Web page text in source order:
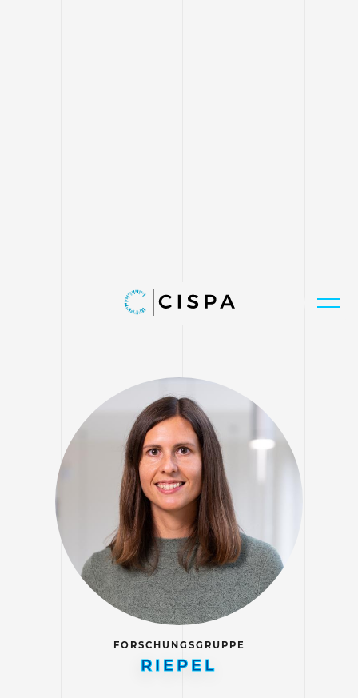
FORSCHUNGSGRUPPE
RIEPEL